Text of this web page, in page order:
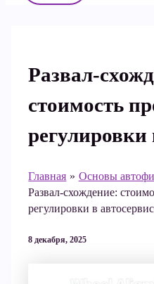
Развал-
стоимость
регулировки
Главная
Основы
Развал-схождение:
регулировки в
8 декабря, 2025